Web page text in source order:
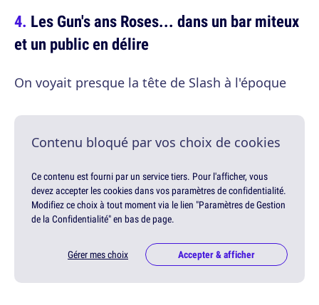
Les Gun's ans Roses... dans un bar miteux
et un public en délire
On voyait presque la tête de Slash à l'époque
Contenu bloqué par vos choix de cookies
Ce contenu est fourni par un service tiers. Pour l'afficher, vous
devez accepter les cookies dans vos paramètres de confidentialité.
Modifiez ce choix à tout moment via le lien "Paramètres de Gestion
de la Confidentialité" en bas de page.
Gérer mes choix Accepter & afficher